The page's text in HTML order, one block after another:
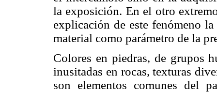
la exposición. En el otro
explicación de este fenómeno
material como parámetro de la
Colores en piedras, de grupos
inusitadas en rocas, texturas
son elementos comunes del